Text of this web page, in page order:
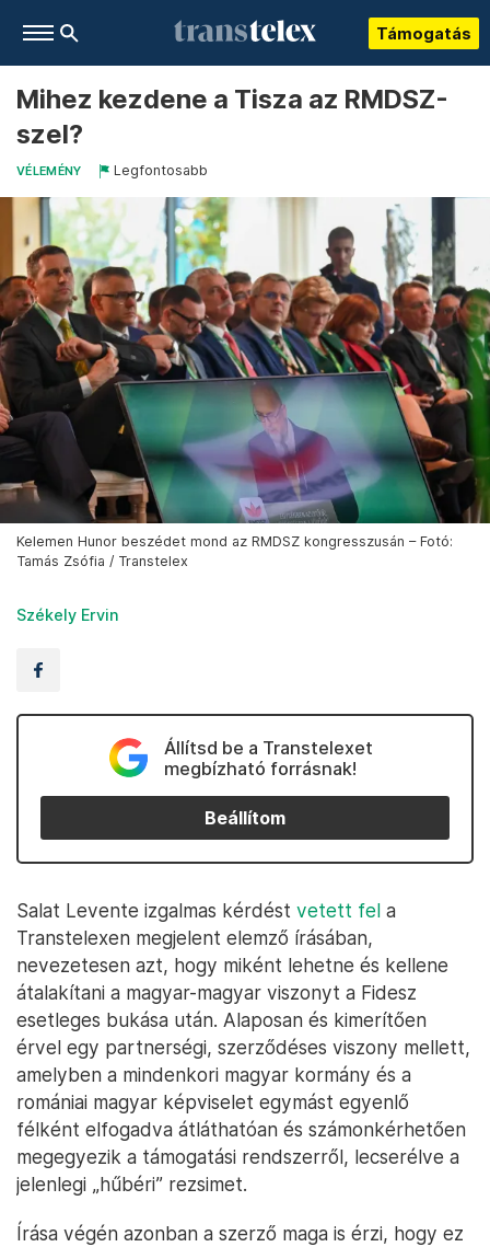
Támogatás
Mihez kezdene a Tisza az RMDSZ-
szel?
VÉLEMÉNY Legfontosabb
Kelemen Hunor beszédet mond az RMDSZ kongresszusán – Fotó:
Tamás Zsófia / Transtelex
Székely Ervin
Állítsd be a Transtelexet
megbízható forrásnak!
Beállítom
Salat Levente izgalmas kérdést vetett fel a
Transtelexen megjelent elemző írásában,
nevezetesen azt, hogy miként lehetne és kellene
átalakítani a magyar-magyar viszonyt a Fidesz
esetleges bukása után. Alaposan és kimerítően
érvel egy partnerségi, szerződéses viszony mellett,
amelyben a mindenkori magyar kormány és a
romániai magyar képviselet egymást egyenlő
félként elfogadva átláthatóan és számonkérhetően
megegyezik a támogatási rendszerről, lecserélve a
jelenlegi „hűbéri” rezsimet.
Írása végén azonban a szerző maga is érzi, hogy ez